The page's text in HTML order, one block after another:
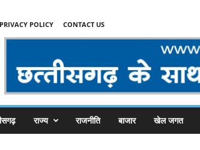
PRIVACY POLICY CONTACT US
राज्य राजनीति बाजार खेल जगत